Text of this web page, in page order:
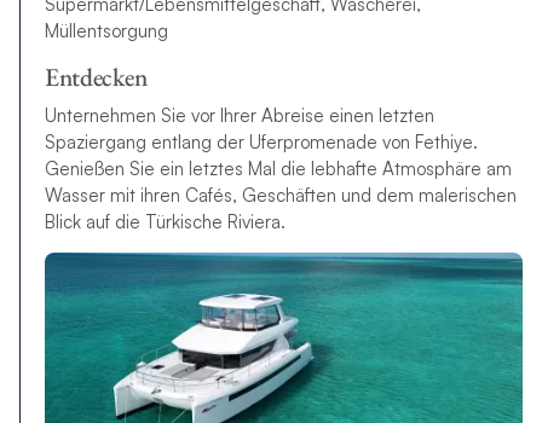
Müllentsorgung
Entdecken
Unternehmen Sie vor Ihrer Abreise einen letzten
Spaziergang entlang der Uferpromenade von Fethiye.
Genießen Sie ein letztes Mal die lebhafte Atmosphäre am
Wasser mit ihren Cafés, Geschäften und dem malerischen
Blick auf die Türkische Riviera.